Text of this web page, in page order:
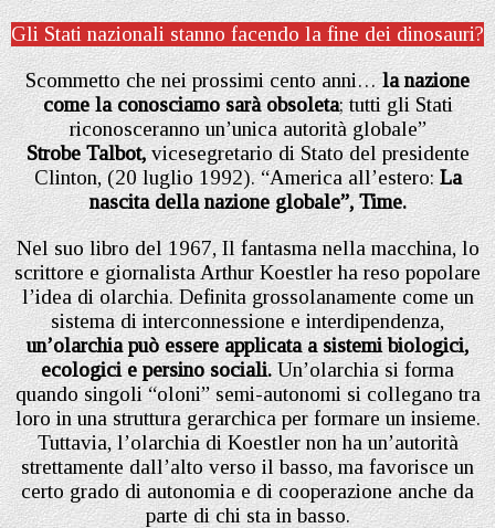
Gli Stati nazionali stanno facendo la fine dei dinosauri?
Scommetto che nei prossimi cento anni…la nazione
come la conosciamo sarà obsoleta; tutti gli Stati
riconosceranno un’unica autorità globale”
Strobe Talbot,vicesegretario di Stato del presidente
Clinton, (20 luglio 1992). “America all’estero: La
nascita della nazione globale”, Time.
Nel suo libro del 1967, Il fantasma nella macchina, lo
scrittore e giornalista Arthur Koestler ha reso popolare
l’idea di olarchia. Definita grossolanamente come un
sistema di interconnessione e interdipendenza,
un’olarchia può essere applicata a sistemi biologici,
ecologici e persino sociali.Un’olarchia si forma
quando singoli “oloni” semi-autonomi si collegano tra
loro in una struttura gerarchica per formare un insieme.
Tuttavia, l’olarchia di Koestler non ha un’autorità
strettamente dall’alto verso il basso, ma favorisce un
certo grado di autonomia e di cooperazione anche da
parte di chi sta in basso.